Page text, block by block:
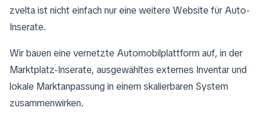
zvelta ist nicht einfach nur eine weitere Website für Auto-
Inserate.
Wir bauen eine vernetzte Automobilplattform auf, in der
Marktplatz-Inserate, ausgewähltes externes Inventar und
lokale Marktanpassung in einem skalierbaren System
zusammenwirken.